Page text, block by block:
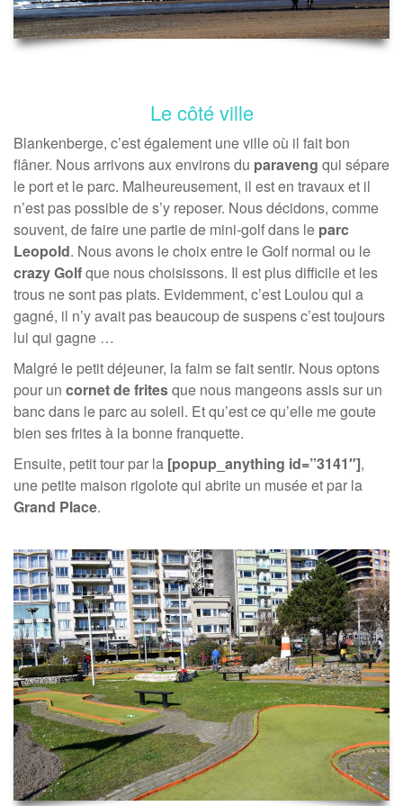
Le côté ville
Blankenberge, c’est également une ville où il fait bon
flâner. Nous arrivons aux environs du paraveng qui sépare
le port et le parc. Malheureusement, il est en travaux et il
n’est pas possible de s’y reposer. Nous décidons, comme
souvent, de faire une partie de mini-golf dans le parc
Leopold. Nous avons le choix entre le Golf normal ou le
crazy Golfque nous choisissons. Il est plus difficile et les
trous ne sont pas plats. Evidemment, c’est Loulou qui a
gagné, il n’y avait pas beaucoup de suspens c’est toujours
lui qui gagne …
Malgré le petit déjeuner, la faim se fait sentir. Nous optons
pour un cornet de fritesque nous mangeons assis sur un
banc dans le parc au soleil. Et qu’est ce qu’elle me goute
bien ses frites à la bonne franquette.
Ensuite, petit tour par la [popup_anything id=”3141″],
une petite maison rigolote qui abrite un musée et par la
Grand Place.